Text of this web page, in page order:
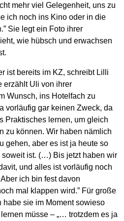
mehr viel Gelegenheit, uns zu
ich noch ins Kino oder in die
Sie legt ein Foto ihrer
wie hübsch und erwachsen
ist bereits im KZ, schreibt Lilli
erzählt Uli von ihrer
Wunsch, ins Hotelfach zu
vorläufig gar keinen Zweck, da
Praktisches lernen, um gleich
zu können. Wir haben nämlich
gehen, aber es ist ja heute so
soweit ist. (…) Bis jetzt haben wir
und alles ist vorläufig noch
ich bin fest davon
mal klappen wird.” Für große
sie im Moment sowieso
müsse – „… trotzdem es ja